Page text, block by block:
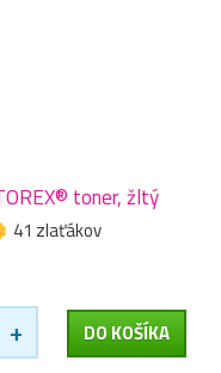
toner, žltý
41 zlaťákov
+ DO KOŠÍKA